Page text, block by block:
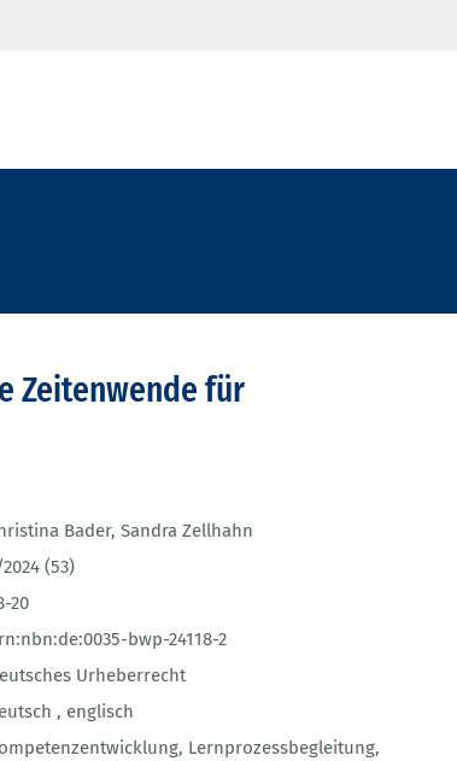
Zeitenwende für
Bader, Sandra Zellhahn
(53)
20
bwp-24118-2
Urheberrecht
, englisch
, Lernprozessbegleitung,